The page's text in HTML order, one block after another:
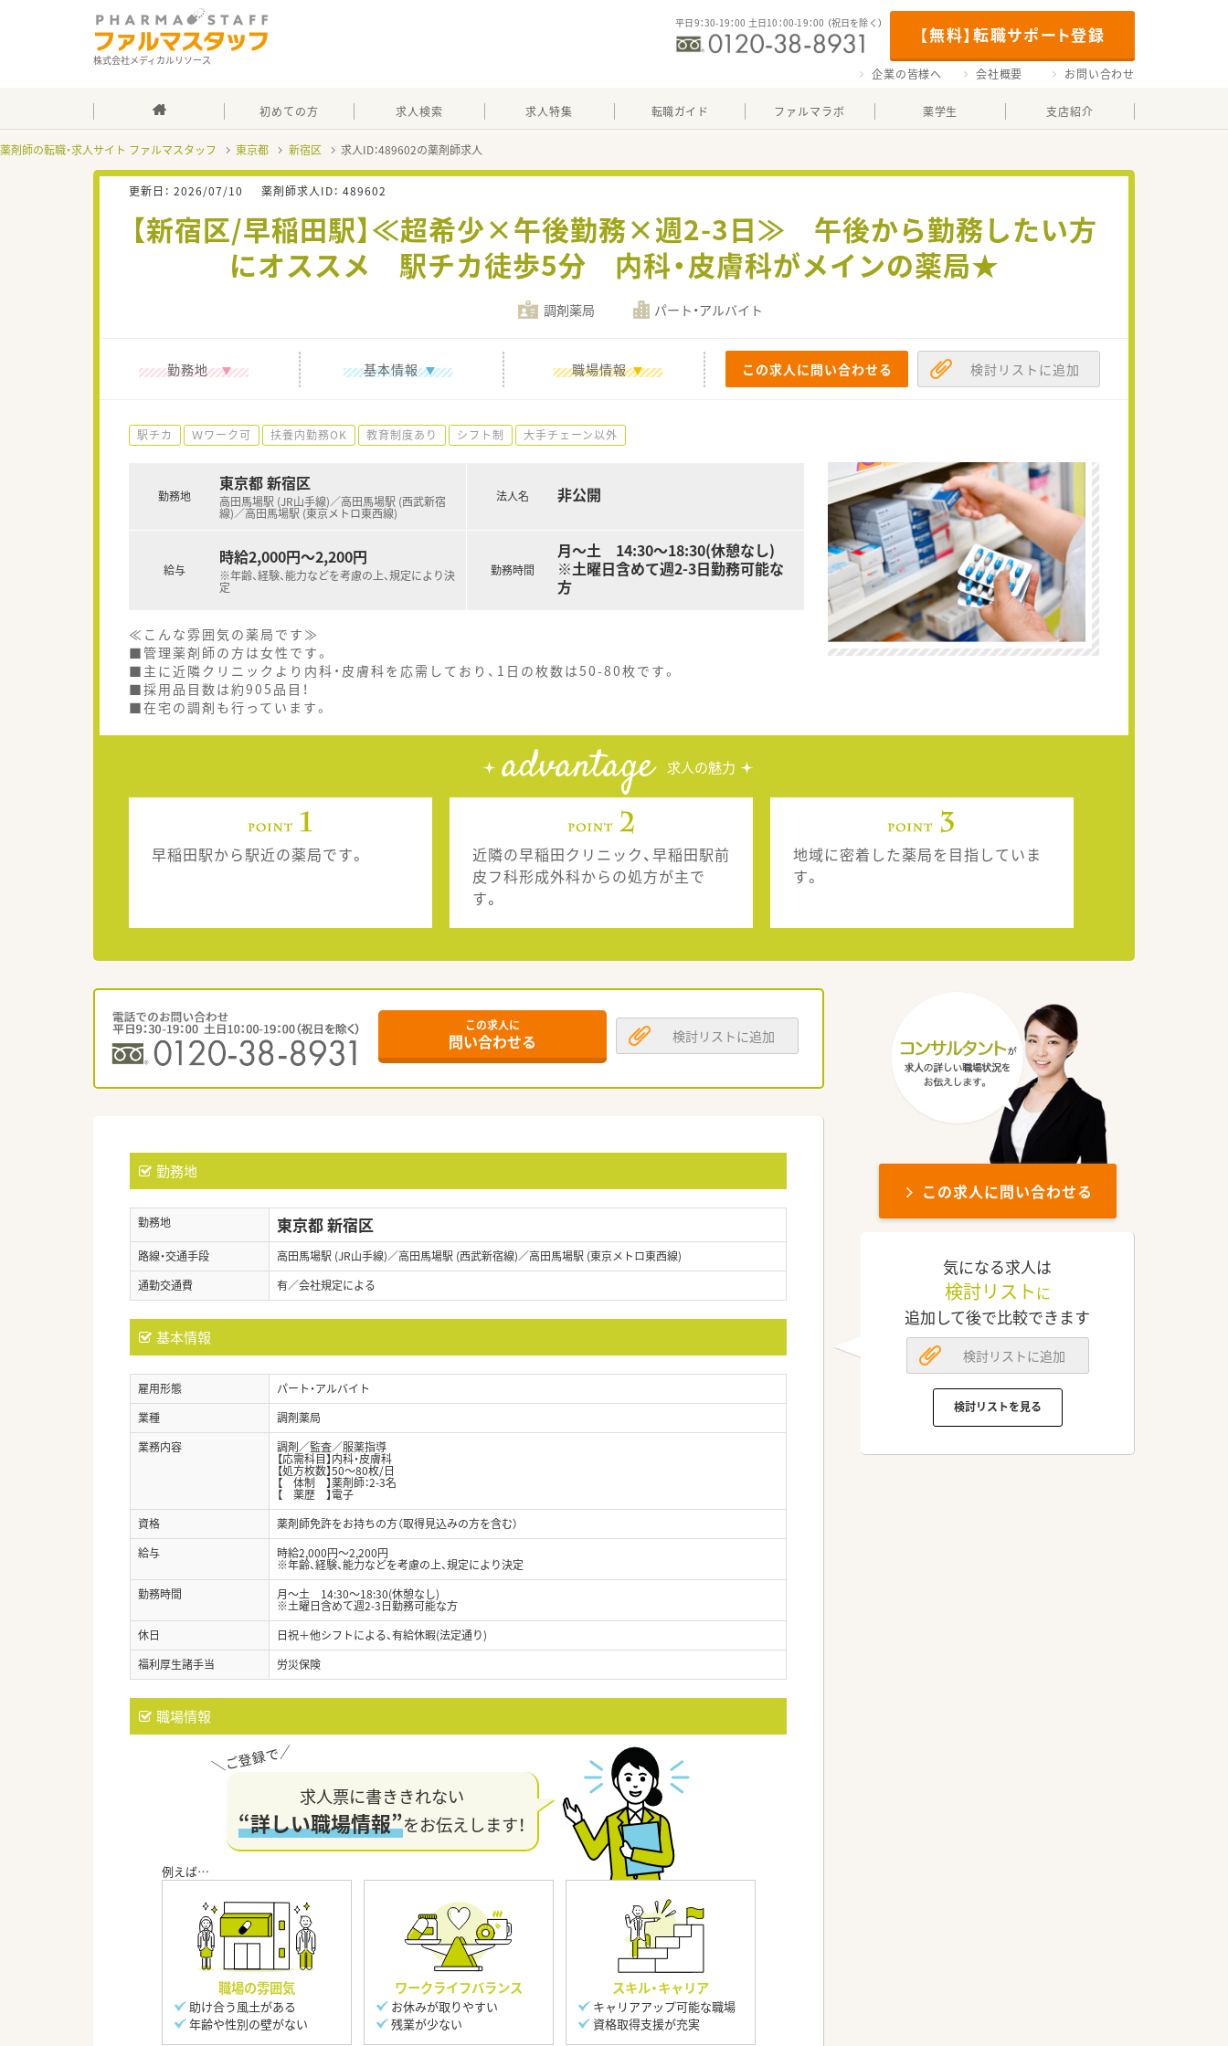
株式会社メディカルリソース
【無料】転職サポート登録
平日9：30-19：00 土日10：00-19：00 （祝日を除く）
企業の皆様へ 会社概要 お問い合わせ
初めての方 求人検索 求人特集 転職ガイド ファルマラボ 薬学生 支店紹介
薬剤師の転職・求人サイト ファルマスタッフ 東京都 新宿区 求人ID：489602の薬剤師求人
更新日： 2026/07/10 薬剤師求人ID： 489602
【新宿区/早稲田駅】≪超希少×午後勤務×週2-3日≫ 午後から勤務したい方
にオススメ 駅チカ徒歩5分 内科・皮膚科がメインの薬局★
調剤薬局 パート・アルバイト
勤務地 基本情報 職場情報 この求人に問い合わせる 検討リストに追加
駅チカ Ｗワーク可 扶養内勤務OK 教育制度あり シフト制 大手チェーン以外
勤務地
東京都 新宿区
高田馬場駅 (JR山手線)／高田馬場駅 (西武新宿
線)／高田馬場駅 (東京メトロ東西線)
給与
時給2,000円～2,200円
※年齢、経験、能力などを考慮の上、規定により決
定
法人名 非公開
勤務時間
月～土 14:30～18:30(休憩なし)
※土曜日含めて週2-3日勤務可能な
方
≪こんな雰囲気の薬局です≫
■管理薬剤師の方は女性です。
■主に近隣クリニックより内科・皮膚科を応需しており、1日の枚数は50-80枚です。
■採用品目数は約905品目！
■在宅の調剤も行っています。
advantage 求人の魅力
早稲田駅から駅近の薬局です。
近隣の早稲田クリニック、早稲田駅前
皮フ科形成外科からの処方が主で
す。
地域に密着した薬局を目指していま
す。
この求人に
問い合わせる 検討リストに追加
勤務地
勤務地 東京都 新宿区
路線・交通手段
高田馬場駅 (JR山手線)／高田馬場駅 (西武新宿線)／高田馬場駅 (東京メトロ東西線)
通勤交通費
有／会社規定による
基本情報
雇用形態
パート・アルバイト
業種
調剤薬局
業務内容
調剤／監査／服薬指導
【応需科目】内科・皮膚科
【処方枚数】50～80枚/日
【 体制 】薬剤師：2-3名
【 薬歴 】電子
資格
薬剤師免許をお持ちの方（取得見込みの方を含む）
給与
時給2,000円～2,200円
※年齢、経験、能力などを考慮の上、規定により決定
勤務時間
月～土 14:30～18:30(休憩なし)
※土曜日含めて週2-3日勤務可能な方
休日
日祝＋他シフトによる、有給休暇(法定通り)
福利厚生諸手当
労災保険
職場情報
求人票に書ききれない
“詳しい職場情報”をお伝えします！
職場の雰囲気
助け合う風土がある
年齢や性別の壁がない
ワークライフバランス
お休みが取りやすい
残業が少ない
スキル・キャリア
キャリアアップ可能な職場
資格取得支援が充実
この求人に問い合わせる
気になる求人は
検討リスト に
追加して後で比較できます
検討リストに追加
検討リストを見る